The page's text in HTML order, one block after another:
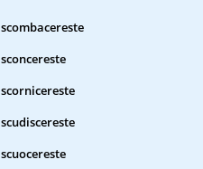
scombacereste
sconcereste
scornicereste
scudiscereste
scuocereste